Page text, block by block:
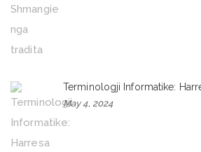
Terminologji Informatike:
May 4, 2024